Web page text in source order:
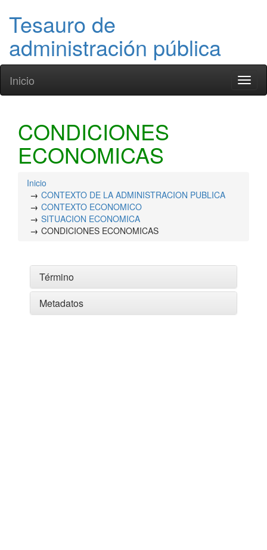
Tesauro de
administración pública
Inicio
CONDICIONES
ECONOMICAS
Inicio
CONTEXTO DE LA ADMINISTRACION PUBLICA
CONTEXTO ECONOMICO
SITUACION ECONOMICA
CONDICIONES ECONOMICAS
Término
Metadatos